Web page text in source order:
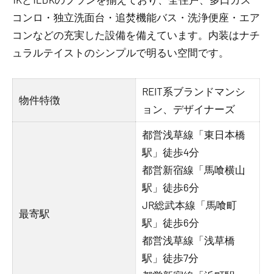
コンロ・独立洗面台・追焚機能バス・洗浄便座・エア
コンなどの充実した設備を備えています。内装はナチ
ュラルテイストのシンプルで明るい空間です。
物件特徴
REIT系ブランドマンシ
ョン、デザイナーズ
最寄駅
都営浅草線「東日本橋
駅」徒歩4分
都営新宿線「馬喰横山
駅」徒歩6分
JR総武本線「馬喰町
駅」徒歩6分
都営浅草線「浅草橋
駅」徒歩7分